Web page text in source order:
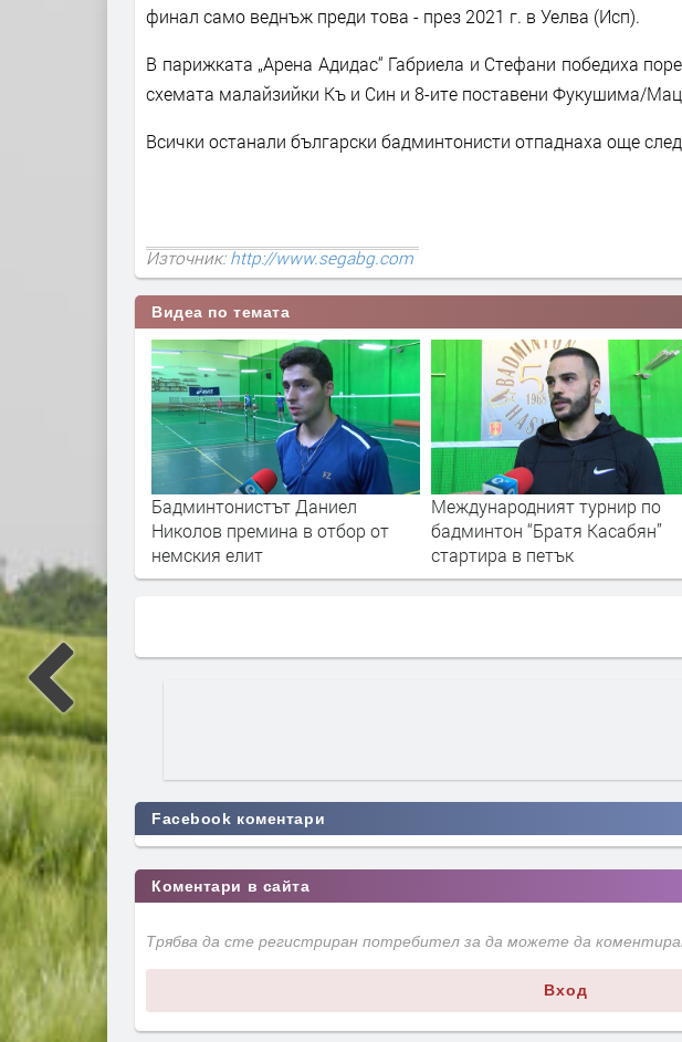
финал само веднъж преди това - през 2021 г. в Уелва (Исп).
В парижката „Арена Адидас“ Габриела и Стефани победиха
схемата малайзийки Къ и Син и 8-ите поставени Фукушима/
Всички останали български бадминтонисти отпаднаха още
Източник:http://www.segabg.com
Видеа по темата
Бадминтонистът Даниел
Николов премина в отбор от
немския елит
Международният турнир по
бадминтон “Братя Касабян”
стартира в петък
Facebook коментари
Коментари в сайта
Трябва да сте регистриран потребител за да можете да
Вход